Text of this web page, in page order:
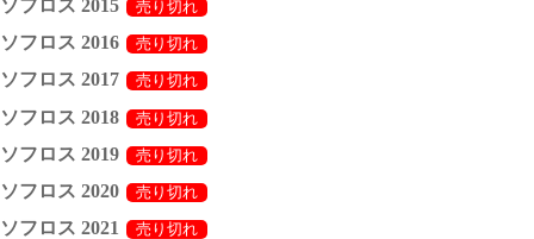
ソフロス 2015
ソフロス 2016
ソフロス 2017
ソフロス 2018
ソフロス 2019
ソフロス 2020
ソフロス 2021